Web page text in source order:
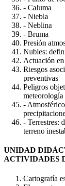
- Caluma
- Niebla
- Neblina
- Bruma
Presión
Nubles:
Actuación
Riesgos
preventivas
Peligros
meteorología
-
- Terrestres:
terreno
UNIDAD
ACTIVIDADES
Cartografía